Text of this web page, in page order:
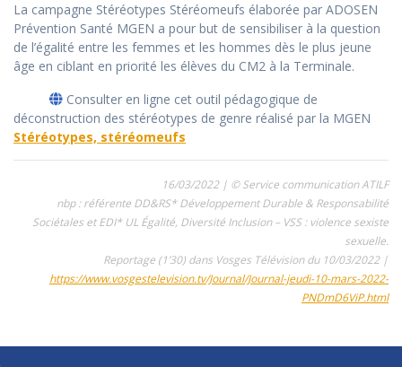
La campagne Stéréotypes Stéréomeufs élaborée par ADOSEN
Prévention Santé MGEN a pour but de sensibiliser à la question
de l’égalité entre les femmes et les hommes dès le plus jeune
âge en ciblant en priorité les élèves du CM2 à la Terminale.
Consulter en ligne cet outil pédagogique de
déconstruction des stéréotypes de genre réalisé par la MGEN
Stéréotypes, stéréomeufs
16/03/2022 | © Service communication ATILF
nbp : référente DD&RS* Développement Durable & Responsabilité
Sociétales et EDI* UL Égalité, Diversité Inclusion – VSS : violence sexiste
sexuelle.
Reportage (1’30) dans Vosges Télévision du 10/03/2022 |
https://www.vosgestelevision.tv/Journal/Journal-jeudi-10-mars-2022-
PNDmD6ViP.html